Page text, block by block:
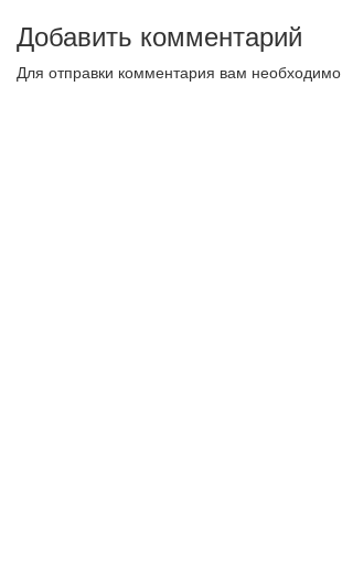
Добавить комментарий
Для отправки комментария вам необходимо